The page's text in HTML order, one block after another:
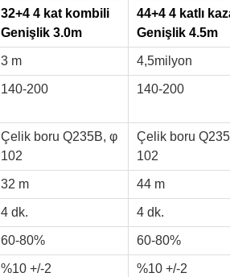
32+4 4 kat kombili
Genişlik 3.0m
44+4 4 katlı
Genişlik 4.5m
3 m 4,5milyon
140-200 140-200
Çelik boru Q235B, φ
102
Çelik boru
102
32 m 44 m
4 dk. 4 dk.
60-80% 60-80%
%10 +/-2 %10 +/-2